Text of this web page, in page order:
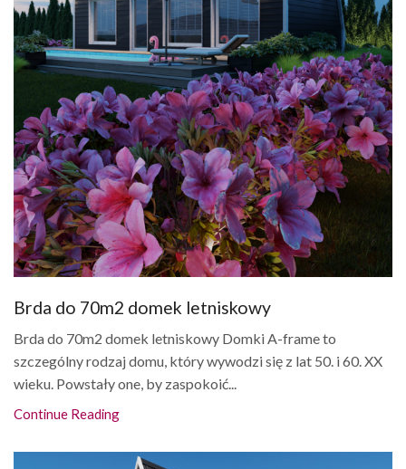
Brda do 70m2 domek letniskowy
Brda do 70m2 domek letniskowy Domki A-frame to
szczególny rodzaj domu, który wywodzi się z lat 50. i 60. XX
wieku. Powstały one, by zaspokoić...
Continue Reading